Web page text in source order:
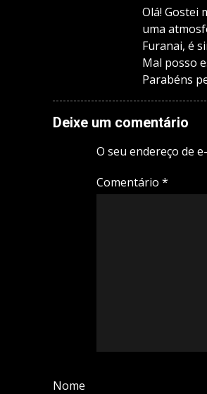
Olá! Gostei
uma
Furanai, é
Mal posso
Parabéns
Deixe um comentário
O seu endereço de
Comentário *
Nome